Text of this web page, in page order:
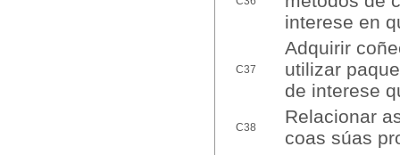
interese en
C37
Adquirir
utilizar
de interese
C38
Relacionar
coas súas